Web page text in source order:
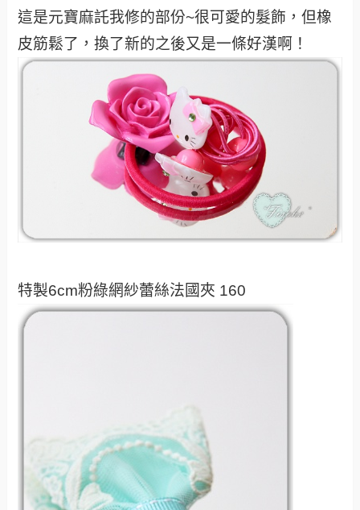
這是元寶麻託我修的部份~很可愛的髮飾，但橡
皮筋鬆了，換了新的之後又是一條好漢啊！
特製6cm粉綠網紗蕾絲法國夾 160